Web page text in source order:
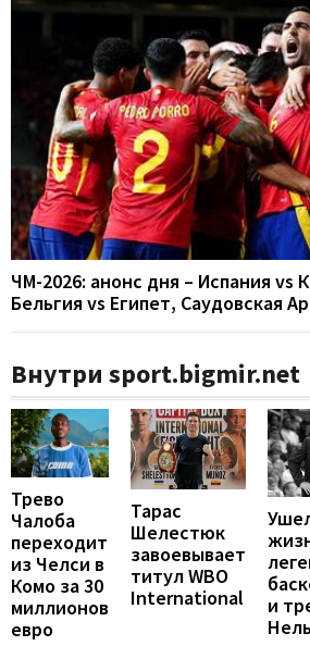
ЧМ-2026: анонс дня – Испания vs
Бельгия vs Египет, Саудовская
Внутри sport.bigmir.net
Трево
Чалоба
переходит
из Челси в
Комо за 30
миллионов
евро
Тарас
Шелестюк
завоевывает
титул WBO
International
и